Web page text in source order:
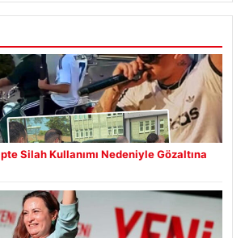
Silah Kullanımı Nedeniyle Gözaltına